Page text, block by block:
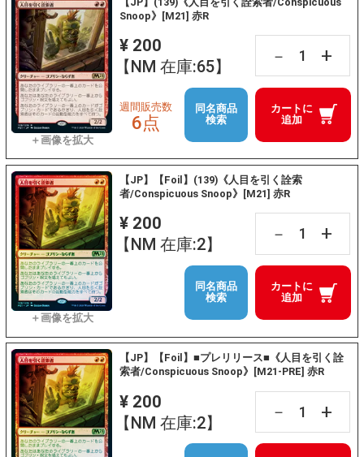
Snoop》[M21] 赤R
¥ 200
【NM 在庫:65】
－ +
カートに
追加
週間販売数
6点
同名商品
検索
【JP】【Foil】(139)《人目を引く詮索
者/Conspicuous Snoop》[M21] 赤R
¥ 200
【NM 在庫:2】
－ +
カートに
追加
同名商品
検索
【JP】【Foil】■プレリリース■《人目を引く詮
索者/Conspicuous Snoop》[M21-PRE] 赤R
¥ 200
【NM 在庫:2】
－ +